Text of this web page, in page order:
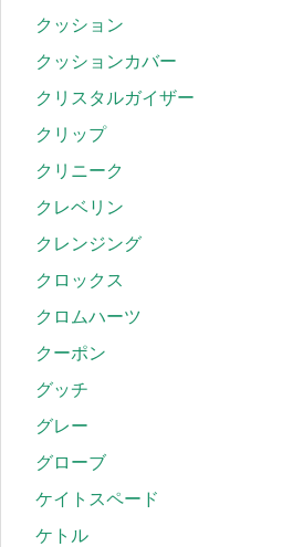
クッション
クッションカバー
クリスタルガイザー
クリップ
クリニーク
クレベリン
クレンジング
クロックス
クロムハーツ
クーポン
グッチ
グレー
グローブ
ケイトスペード
ケトル